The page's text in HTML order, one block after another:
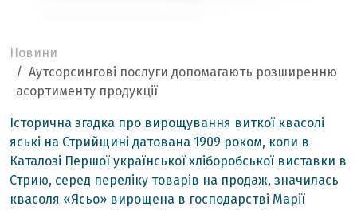
Новини
Аутсорсингові послуги допомагають розширенню
асортименту продукції
Історична згадка про вирощування виткої квасолі
яські на Стрийщині датована 1909 роком, коли в
Каталозі Першої української хліборобської виставки в
Стрию, серед переліку товарів на продаж, значилась
квасоля «Ясьо» вирощена в господарстві Марії